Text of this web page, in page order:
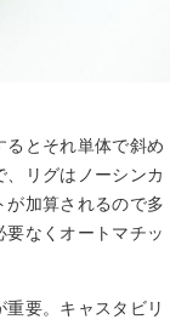
るとそれ単体で斜め
リグはノーシンカ
が加算されるので多
なくオートマチッ
要。キャスタビリ